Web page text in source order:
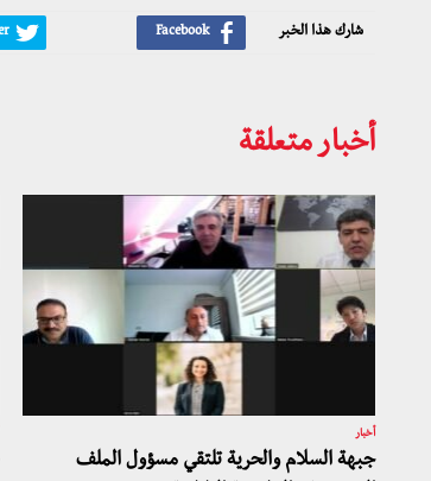
شارك هذا الخبر
أخبار متعلقة
أخبار
جبهة السلام والحرية تلتقي مسؤول الملف